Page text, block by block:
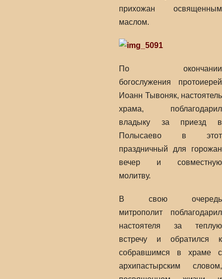
прихожан освященным
маслом.
По окончании
богослужения протоиерей
Иоанн Тывоняк, настоятель
храма, поблагодарил
владыку за приезд в
Полысаево в этот
праздничный для горожан
вечер и совместную
молитву.
В свою очередь
митрополит поблагодарил
настоятеля за теплую
встречу и обратился к
собравшимся в храме с
архипастырским словом,